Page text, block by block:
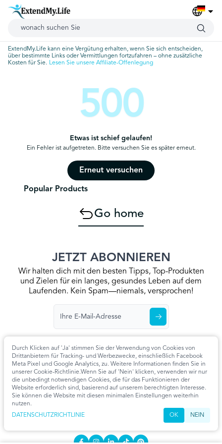
ExtendMy.Life kann eine Vergütung erhalten, wenn Sie sich entscheiden,
über bestimmte Links oder Vermittlungen fortzufahren – ohne zusätzliche
Kosten für Sie. Lesen Sie unsere Affiliate-Offenlegung
500
Etwas ist schief gelaufen!
Ein Fehler ist aufgetreten. Bitte versuchen Sie es später erneut.
Erneut versuchen
Popular Products
Go home
Durch Klicken auf 'Ja' stimmen Sie der Verwendung von Cookies von
Drittanbietern für Tracking- und Werbezwecke, einschließlich Facebook
Meta Pixel und Google Analytics, zu. Weitere Informationen finden Sie in
unserer Cookie-Richtlinie.Wenn Sie auf 'Nein' klicken, verwenden wir nur
die unbedingt notwendigen Cookies, die für das Funktionieren der
Website erforderlich sind, basierend auf unserem berechtigten Interesse.
Sie können die Website mit diesen minimalen Einstellungen weiterhin
nutzen.
DATENSCHUTZRICHTLINIE
OK NEIN
JETZT ABONNIEREN
Wir halten dich mit den besten Tipps, Top-Produkten
und Zielen für ein langes, gesundes Leben auf dem
Laufenden. Kein Spam—niemals, versprochen!
StartseiteDatenschutzrichtlinieAllgemeine Geschäftsbedingungen
Kontaktieren Sie Uns
Artikel Cookie-Einstellungen
KONTAKT